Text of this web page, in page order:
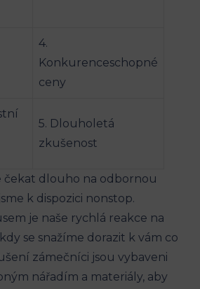
4.
Konkurenceschopné
ceny
5. Dlouholetá
zkušenost
čekat dlouho na odbornou
k dispozici nonstop.
je naše rychlá reakce na
se snažíme dorazit k vám co
zámečníci jsou vybaveni
nářadím a materiály, aby